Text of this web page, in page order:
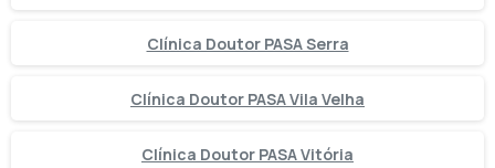
Clínica Doutor PASA Serra
Clínica Doutor PASA Vila Velha
Clínica Doutor PASA Vitória